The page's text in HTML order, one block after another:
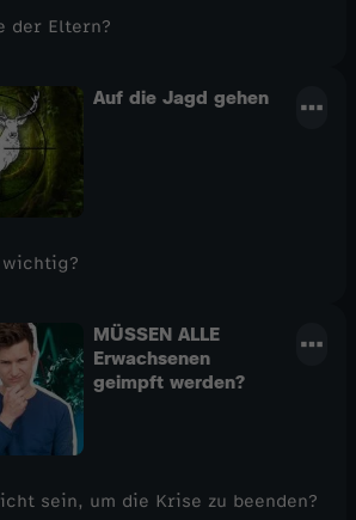
der Eltern?
Auf die Jagd gehen
MÜSSEN ALLE
Erwachsenen
geimpft werden?
sein, um die Krise zu beenden?